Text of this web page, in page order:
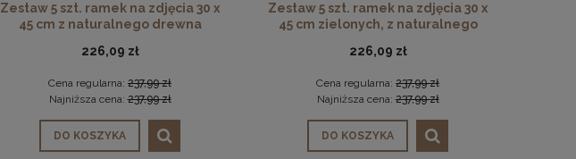
Zestaw 5 szt. ramek na zdjęcia 30 x
45 cm z naturalnego drewna
226,09 zł
Cena regularna: 237,99 zł
Najniższa cena:237,99 zł
DO KOSZYKA
Zestaw 5 szt. ramek na zdjęcia 30 x
45 cm zielonych, z naturalnego
226,09 zł
Cena regularna: 237,99 zł
Najniższa cena:237,99 zł
DO KOSZYKA